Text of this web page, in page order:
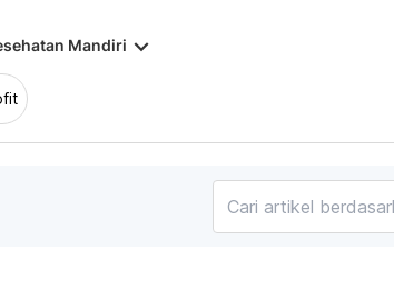
Mandiri keyboard_arrow_down